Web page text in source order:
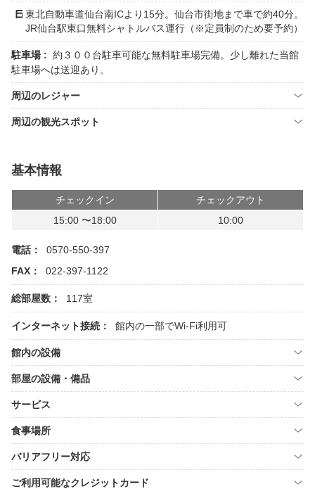
東北自動車道仙台南ICより15分。仙台市街地まで車で約40分。
JR仙台駅東口無料シャトルバス運行（※定員制のため要予約）
駐車場 : 約３００台駐車可能な無料駐車場完備。少し離れた当館
駐車場へは送迎あり。
周辺のレジャー
周辺の観光スポット
基本情報
チェックイン
チェックアウト
15:00 〜18:00
10:00
電話：
0570-550-397
FAX：
022-397-1122
総部屋数： 117室
インターネット接続： 館内の一部でWi-Fi利用可
館内の設備
部屋の設備・備品
サービス
食事場所
バリアフリー対応
ご利用可能なクレジットカード